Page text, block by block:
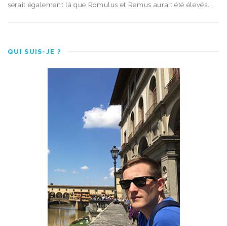
serait également là que Romulus et Remus aurait été élevés...
QUI SUIS-JE ?